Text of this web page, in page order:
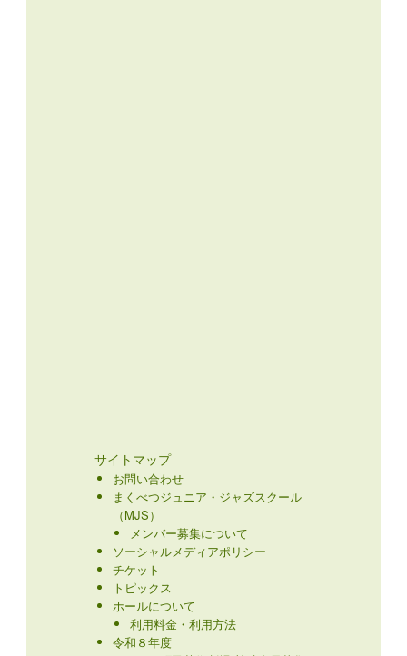
サイトマップ
お問い合わせ
まくべつジュニア・ジャズスクール
（MJS）
メンバー募集について
ソーシャルメディアポリシー
チケット
トピックス
ホールについて
利用料金・利用方法
令和８年度